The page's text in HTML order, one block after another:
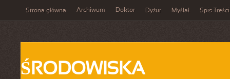
Strona główna Archiwum Doktor Dyżur Myślał Spis Treści
ŚRODOWISKA